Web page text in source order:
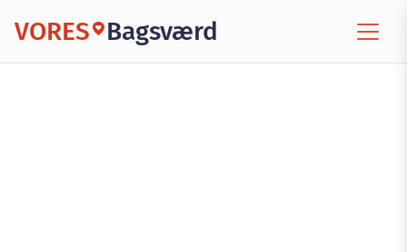
VORES Bagsværd